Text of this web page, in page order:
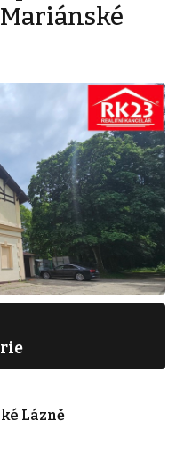
Lázně